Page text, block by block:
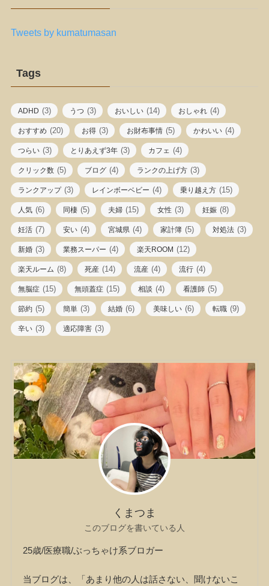
Tweets by kumatumasan
Tags
ADHD (3) うつ (3) おいしい (14) おしゃれ (4)
おすすめ (20) お得 (3) お財布事情 (5) かわいい (4)
つらい (3) とりあえず3年 (3) カフェ (4)
クリック数 (5) ブログ (4) ランクの上げ方 (3)
ランクアップ(3) レインボーベビー (4) 乗り越え方 (15)
人気 (6) 同棲 (5) 夫婦 (15) 女性 (3) 妊娠 (8)
妊活 (7) 安い (4) 宮城県 (4) 家計簿 (5) 対処法 (3)
新婚 (3) 業務スーパー (4) 楽天ROOM (12)
楽天ルーム (8) 死産 (14) 流産 (4) 流行 (4)
無脳症 (15) 無頭蓋症 (15) 相談 (4) 看護師 (5)
節約 (5) 簡単 (3) 結婚 (6) 美味しい (6) 転職 (9)
辛い (3) 適応障害 (3)
くまつま
このブログを書いている人
25歳/医療職/ぶっちゃけ系ブロガー
当ブログは、「あまり他の人は話さない、聞けないこ